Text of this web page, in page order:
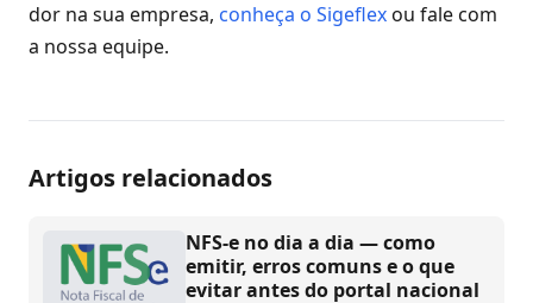
dor na sua empresa, conheça o Sigeflexou fale com
a nossa equipe.
Artigos relacionados
NFS-e no dia a dia — como
emitir, erros comuns e o que
evitar antes do portal nacional